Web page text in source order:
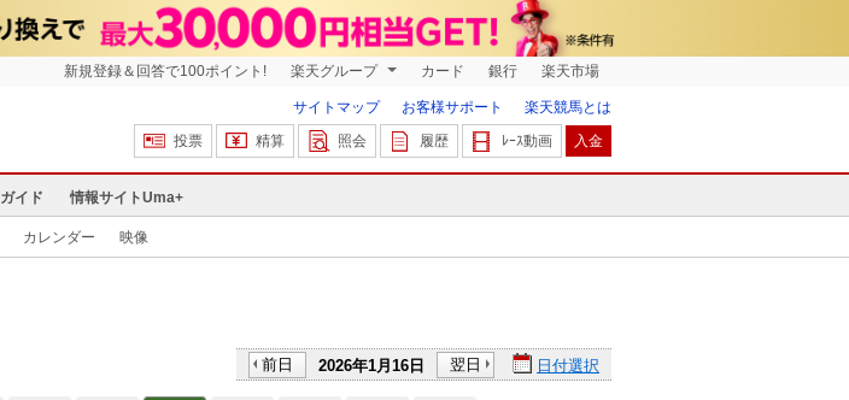
新規登録＆回答で100ポイント! 楽天グループ カード 銀行 楽天市場
サイトマップ お客様サポート
楽天競馬とは
投票
精算 照会 履歴 ﾚｰｽ動画 入金
ガイド 情報サイトUma+
カレンダー 映像
前日 2026年1月16日 翌日 日付選択